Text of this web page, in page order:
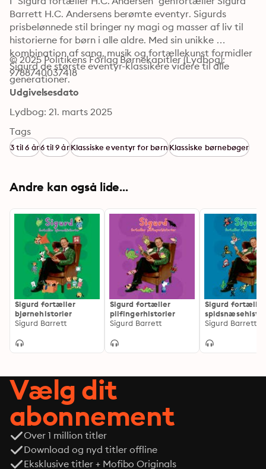
Barrett H.C. Andersens berømte eventyr. Sigurds
prisbelønnede stil bringer ny magi og masser af liv til
historierne for børn i alle aldre. Med sin unikke
kombination af sang, musik og fortællekunst formidler
Sigurd de største eventyr-klassikere videre til alle
generationer.
© 2025 Politikens Forlag Børnekapitler (Lydbog):
9788740037418
Udgivelsesdato
Lydbog: 21. marts 2025
Tags
3 til 6 år6 til 9 årKlassiske eventyr for børnKlassiske børnebøger
Andre kan også lide...
Sigurd fortæller
bjørnehistorier
Sigurd Barrett
Sigurd fortæller
pilfingerhistorier
Sigurd Barrett
Sigurd fortæller
Sigurd Barrett
Vælg dit
abonnement
Over 1 million titler
Download og nyd titler offline
Eksklusive titler + Mofibo Originals